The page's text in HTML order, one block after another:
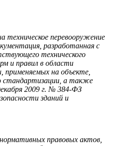
перевооружение
разработанная с
технического
и правил в области
применяемых на объекте,
стандартизации, а также
2009 г. № 384-ФЗ
зданий и
правовых актов,